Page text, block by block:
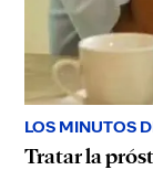
LOS MINUTOS
Tratar la